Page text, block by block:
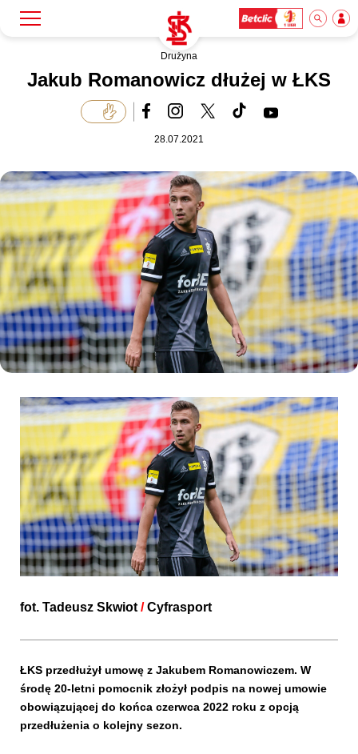
Klub
Bilety
Akademia
Biznes
Dla mediów
Kibice
Drużyna
Jakub Romanowicz dłużej w ŁKS
28.07.2021
fot. Tadeusz Skwiot /Cyfrasport
ŁKS przedłużył umowę z Jakubem Romanowiczem. W
środę 20-letni pomocnik złożył podpis na nowej umowie
obowiązującej do końca czerwca 2022 roku z opcją
przedłużenia o kolejny sezon.